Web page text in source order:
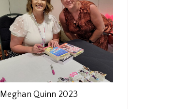
Meghan Quinn 2023